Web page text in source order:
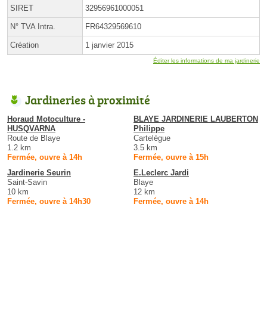
SIRET 32956961000051
N° TVA Intra. FR64329569610
Création 1 janvier 2015
Éditer les informations de ma jardinerie
Jardineries à proximité
Horaud Motoculture -
HUSQVARNA
Route de Blaye
1.2 km
Fermée, ouvre à 14h
BLAYE JARDINERIE LAUBERTON
Philippe
Cartelègue
3.5 km
Fermée, ouvre à 15h
Jardinerie Seurin
Saint-Savin
10 km
Fermée, ouvre à 14h30
E.Leclerc Jardi
Blaye
12 km
Fermée, ouvre à 14h